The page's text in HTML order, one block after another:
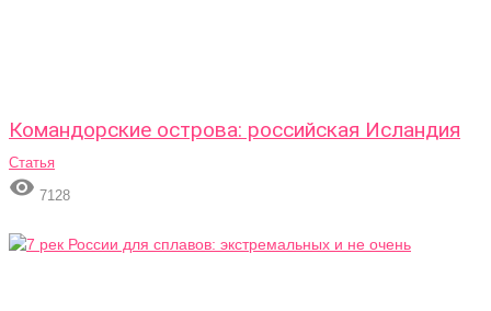
Командорские острова: российская Исландия
Статья
 7128